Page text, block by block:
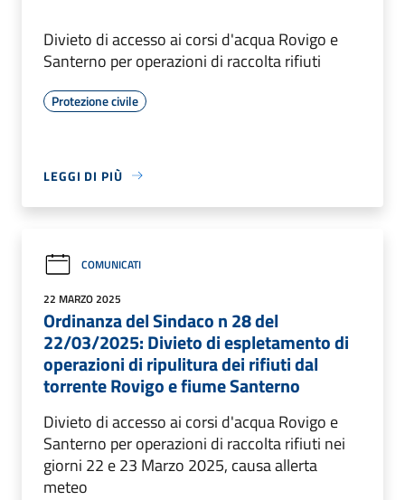
Divieto di accesso ai corsi d'acqua Rovigo e
Santerno per operazioni di raccolta rifiuti
Protezione civile
LEGGI DI PIÙ
COMUNICATI
22 MARZO 2025
Ordinanza del Sindaco n 28 del
22/03/2025: Divieto di espletamento di
operazioni di ripulitura dei rifiuti dal
torrente Rovigo e fiume Santerno
Divieto di accesso ai corsi d'acqua Rovigo e
Santerno per operazioni di raccolta rifiuti nei
giorni 22 e 23 Marzo 2025, causa allerta
meteo